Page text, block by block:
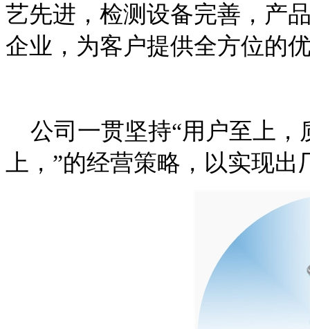
艺先进，检测设备完善，产
企业，为客户提供全方位的
公司一贯坚持“用户至上，
上，”的经营策略，以实现